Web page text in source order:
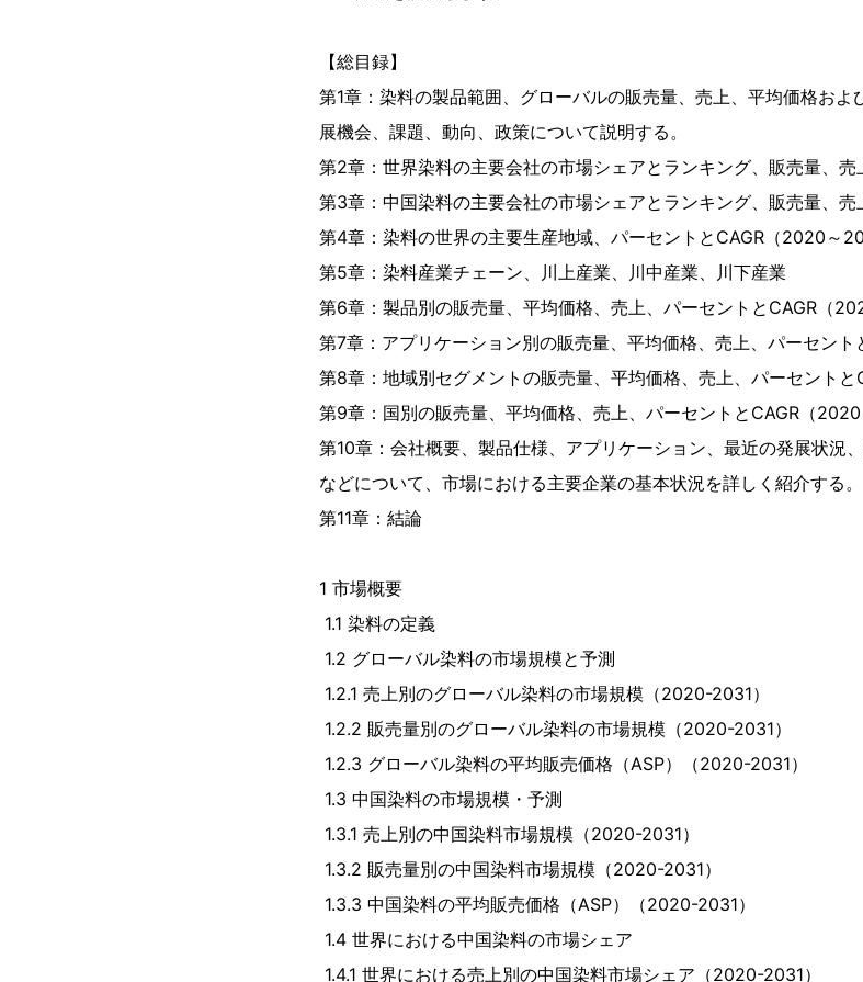
【総目録】
第1章：染料の製品範囲、グローバルの販売量、売上、平均価格お
展機会、課題、動向、政策について説明する。
第2章：世界染料の主要会社の市場シェアとランキング、販売量、
第3章：中国染料の主要会社の市場シェアとランキング、販売量、
第4章：染料の世界の主要生産地域、パーセントとCAGR（2020～
第5章：染料産業チェーン、川上産業、川中産業、川下産業
第6章：製品別の販売量、平均価格、売上、パーセントとCAGR（
第7章：アプリケーション別の販売量、平均価格、売上、パーセント
第8章：地域別セグメントの販売量、平均価格、売上、パーセントと
第9章：国別の販売量、平均価格、売上、パーセントとCAGR（2020
第10章：会社概要、製品仕様、アプリケーション、最近の発展状況
などについて、市場における主要企業の基本状況を詳しく紹介する。
第11章：結論
1 市場概要
1.1 染料の定義
1.2 グローバル染料の市場規模と予測
1.2.1 売上別のグローバル染料の市場規模（2020-2031）
1.2.2 販売量別のグローバル染料の市場規模（2020-2031）
1.2.3 グローバル染料の平均販売価格（ASP）（2020-2031）
1.3 中国染料の市場規模・予測
1.3.1 売上別の中国染料市場規模（2020-2031）
1.3.2 販売量別の中国染料市場規模（2020-2031）
1.3.3 中国染料の平均販売価格（ASP）（2020-2031）
1.4 世界における中国染料の市場シェア
1.4.1 世界における売上別の中国染料市場シェア（2020-2031）